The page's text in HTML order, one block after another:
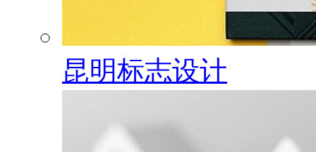
昆明标志设计